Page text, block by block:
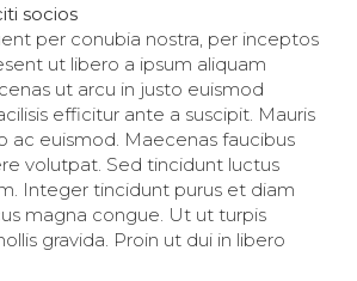
socios
per conubia nostra, per inceptos
ut libero a ipsum aliquam
ut arcu in justo euismod
efficitur ante a suscipit. Mauris
ac euismod. Maecenas faucibus
volutpat. Sed tincidunt luctus
Integer tincidunt purus et diam
magna congue. Ut ut turpis
gravida. Proin ut dui in libero